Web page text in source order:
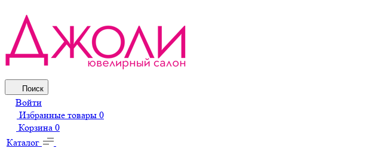
Поиск
Войти
Избранные товары 0
Корзина 0
Каталог